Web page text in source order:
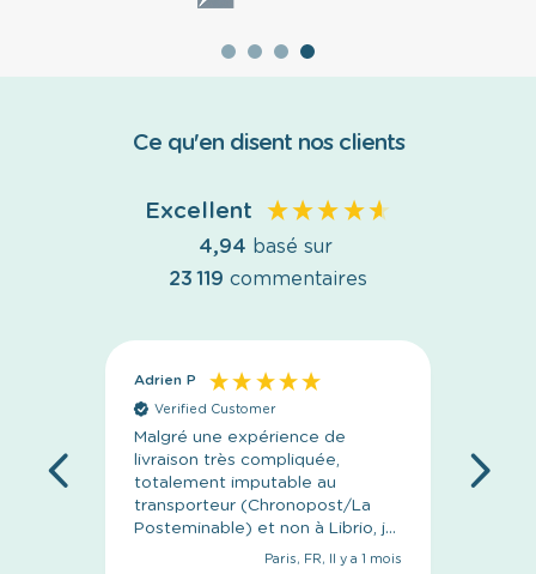
Ce qu'en disent nos clients
Excellent
4,94 basé sur
23 119 commentaires
Adrien P
Verified Customer
Malgré une expérience de
livraison très compliquée,
totalement imputable au
transporteur (Chronopost/La
Posteminable) et non à Librio, je
Paris, FR, Il y a 1 mois